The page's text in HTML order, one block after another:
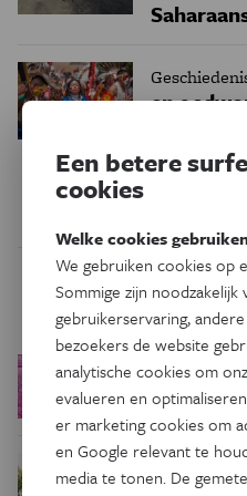
en
Ruimte
kilometer
Podcast
Een betere
cookies
Welke cookies
We gebruiken cookies op
Sommige zijn
gebruikerservaring,
bezoekers de website
analytische cookies om
evalueren en
er marketing cookies om
en Google relevant te
media te tonen. De